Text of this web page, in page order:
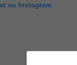
su Instagram